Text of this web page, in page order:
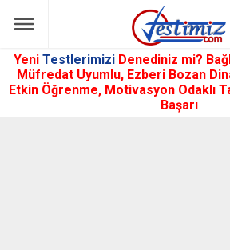
Yeni Testlerimizi Denediniz mi?
Müfredat Uyumlu, Ezberi Bozan
Etkin Öğrenme, Motivasyon Odaklı
Başarı